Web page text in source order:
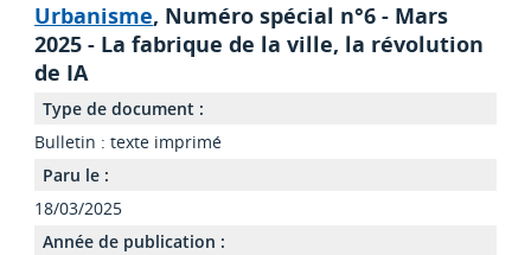
Urbanisme, Numéro spécial n°6 - Mars
2025 - La fabrique de la ville, la révolution
de IA
Type de document :
Bulletin : texte imprimé
Paru le :
18/03/2025
Année de publication :